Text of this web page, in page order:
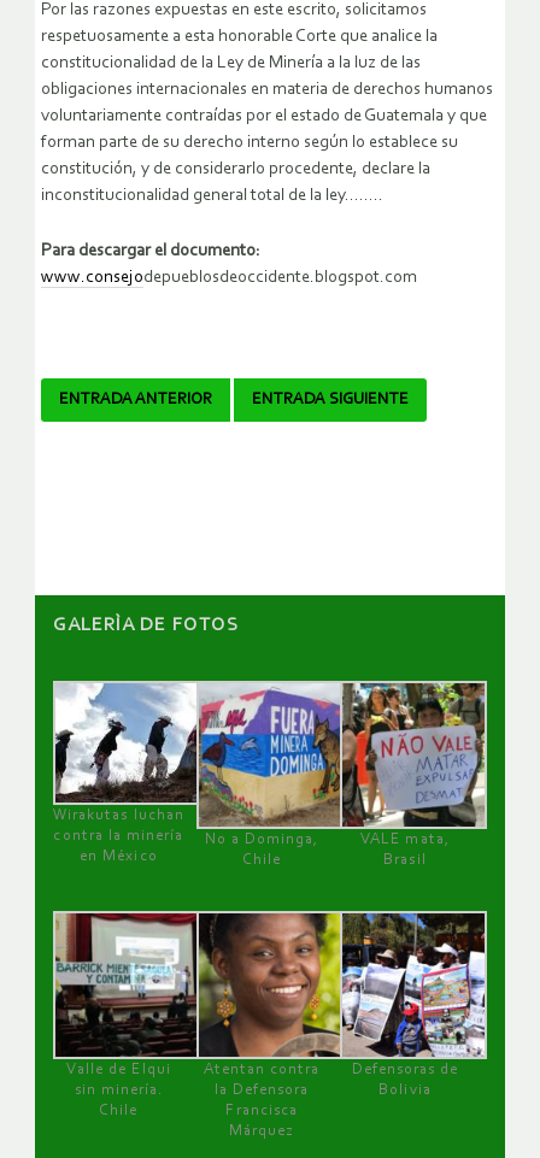
Por las razones expuestas en este escrito, solicitamos
respetuosamente a esta honorable Corte que analice la
constitucionalidad de la Ley de Minería a la luz de las
obligaciones internacionales en materia de derechos humanos
voluntariamente contraídas por el estado de Guatemala y que
forman parte de su derecho interno según lo establece su
constitución, y de considerarlo procedente, declare la
inconstitucionalidad general total de la ley……..
Para descargar el documento:
www.consejodepueblosdeoccidente.blogspot.com
Navegador
ENTRADA ANTERIOR ENTRADA SIGUIENTE
GALERÌA DE FOTOS
Wirakutas luchan
contra la minería
en México
No a Dominga,
Chile
VALE mata,
Brasil
Valle de Elqui
sin minería.
Chile
Atentan contra
la Defensora
Francisca
Márquez
Defensoras de
Bolivia